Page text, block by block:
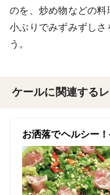
のを、炒め物などの
小ぶりでみずみずしさ
う。
ケールに関連する
お洒落でヘルシー